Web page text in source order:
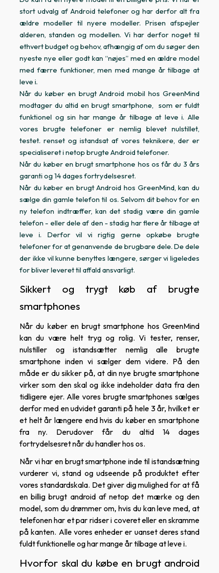
stort udvalg af Android telefoner og har derfor alt fra
ældre modeller til nyere modeller. Prisen afspejler
alderen, standen og modellen. Vi har derfor noget til
ethvert budget og behov, afhængig af om du søger den
nyeste nye eller godt kan “nøjes” med en ældre model
med færre funktioner, men med mange år tilbage at
leve i.
Når du køber en brugt Android mobil hos GreenMind
modtager du altid en brugt smartphone, som er fuldt
funktionel og sin har mange år tilbage at leve i. Alle
vores brugte telefoner er nemlig blevet nulstillet,
testet. renset og istandsat af vores teknikere, der er
specialiseret i netop brugte Android telefoner.
Når du køber en brugt smartphone hos os får du 3 års
garanti og 14 dages fortrydelsesret.
Når du køber en brugt Android hos GreenMind, kan du
sælge din gamle telefon til os. Selvom dit behov for en
ny telefon indtræffer, kan det stadig være din gamle
telefon - eller dele af den - stadig har flere år tilbage at
leve i. Derfor vil vi rigtig gerne opkøbe brugte
telefoner for at genanvende de brugbare dele. De dele
der ikke vil kunne benyttes længere, sørger vi ligeledes
for bliver leveret til affald ansvarligt.
Sikkert og trygt køb af brugte
smartphones
Når du køber en brugt smartphone hos GreenMind
kan du være helt tryg og rolig. Vi tester, renser,
nulstiller og istandsætter nemlig alle brugte
smartphone inden vi sælger dem videre. På den
måde er du sikker på, at din nye brugte smartphone
virker som den skal og ikke indeholder data fra den
tidligere ejer. Alle vores brugte smartphones sælges
derfor med en udvidet garanti på hele 3 år, hvilket er
et helt år længere end hvis du køber en smartphone
fra ny. Derudover får du altid 14 dages
fortrydelsesret når du handler hos os.
Når vi har en brugt smartphone inde til istandsætning
vurderer vi, stand og udseende på produktet efter
vores standardskala. Det giver dig mulighed for at få
en billig brugt android af netop det mærke og den
model, som du drømmer om, hvis du kan leve med, at
telefonen har et par ridser i coveret eller en skramme
på kanten. Alle vores enheder er uanset deres stand
fuldt funktionelle og har mange år tilbage at leve i.
Hvorfor skal du købe en brugt android